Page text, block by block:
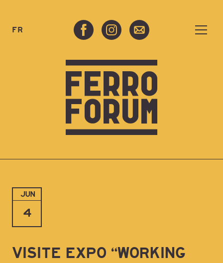
FR
4
JUN
VISITE EXPO “WORKING